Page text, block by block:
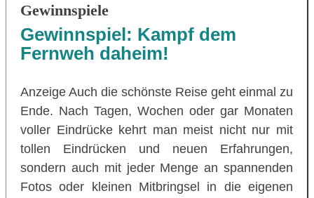
Gewinnspiele
Gewinnspiel: Kampf dem
Fernweh daheim!
Anzeige Auch die schönste Reise geht einmal zu
Ende. Nach Tagen, Wochen oder gar Monaten
voller Eindrücke kehrt man meist nicht nur mit
tollen Eindrücken und neuen Erfahrungen,
sondern auch mit jeder Menge an spannenden
Fotos oder kleinen Mitbringsel in die eigenen